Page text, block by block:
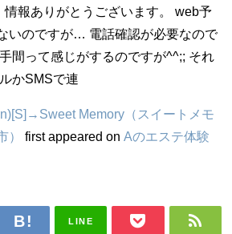
情報ありがとうございます。 web予
いのですが… 電話確認が必要なので
間って感じがするのですが^^;; それ
かSMSで連
Memory（スイートメモ
）
first appeared on Aのエステ体験
LINE